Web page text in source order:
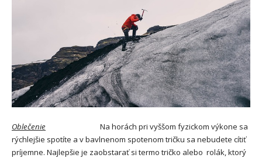
Oblečenie Na horách pri vyššom fyzickom výkone sa
rýchlejšie spotíte a v bavlnenom spotenom tričku sa nebudete cítiť
príjemne. Najlepšie je zaobstarať si termo tričko alebo rolák, ktorý